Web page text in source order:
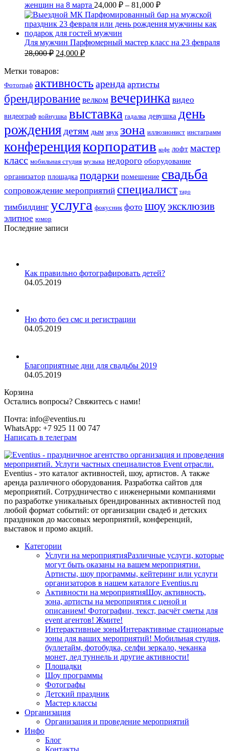
женщин на 8 марта 24,000 ₽ – 81,000 ₽
Для мужчин Парфюмерный мастер класс на 23 февраля
28,000₽ 24,000 ₽
Метки товаров:
Фотограф активностьаренда артисты
брендирование велком вечеринка видео
видеограф войнушка выставка гадалка девушка день
рождениядетям дым звук зона иллюзионист инстаграмм
конференциякорпоратив кофе лофт мастер
класс мобильная студия музыка недорого оборудование
организатор площадка подарки помещение свадьба
сопровождение мероприятий специалист таро
тимбилдинг услуга фокусник фото шоуэксклюзив
элитное юмор
Последние записи
Как правильно фотографировать детей?
04.05.2019
Ню фото без смс и регистрации
04.05.2019
Благоприятные дни для свадьбы 2019
04.05.2019
Корзина
Остались вопросы? Свяжитесь с нами!
Почта: info@eventius.ru
WhatsApp: +7 925 11 00 747
Написать в телеграм
Eventius - это каталог активностей, шоу, артистов. А также
аренда различного оборудования. Разработка сайтов для
мероприятий. Сотрудничество с инженерными компаниями
по разработке уникальных брендированных активностей под
любой формат событий: от организации свадеб и детских
праздников до массовых мероприятий, конференций,
выставок и промо акций.
Категории
Услуги на мероприятияРазличные услуги, которые
могут быть оказаны на вашем мероприятии.
Артисты, шоу программы, кейтеринг или услуги
организаторов в нашем каталоге Eventius.ru
Активности на мероприятияШоу, активность,
зона, артисты на мероприятия с ценой и
описанием! Фотографии, текст, расчёт сметы для
event агентов! Жмите!
Интерактивные зоныИнтерактивные стационарые
зоны для ваших мероприятий! Мобильная студия,
буллетайм, фотобудка, селфи зеркало, чеканка
монет, лед туннель и другие активности!
Площадки
Шоу программы
Фотографы
Детский праздник
Мастер классы
Организация
Организация и проведение мероприятий
Инфо
Блог